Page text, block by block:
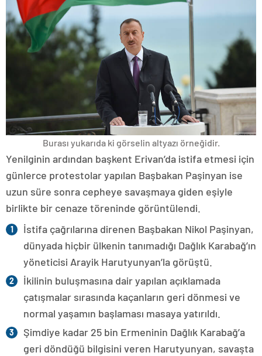
Burası yukarıda ki görselin altyazı örneğidir.
Yenilginin ardından başkent Erivan’da istifa etmesi için
günlerce protestolar yapılan Başbakan Paşinyan ise
uzun süre sonra cepheye savaşmaya giden eşiyle
birlikte bir cenaze töreninde görüntülendi.
İstifa çağrılarına direnen Başbakan Nikol Paşinyan,
dünyada hiçbir ülkenin tanımadığı Dağlık Karabağ’ın
yöneticisi Arayik Harutyunyan’la görüştü.
İkilinin buluşmasına dair yapılan açıklamada
çatışmalar sırasında kaçanların geri dönmesi ve
normal yaşamın başlaması masaya yatırıldı.
Şimdiye kadar 25 bin Ermeninin Dağlık Karabağ’a
geri döndüğü bilgisini veren Harutyunyan, savaşta